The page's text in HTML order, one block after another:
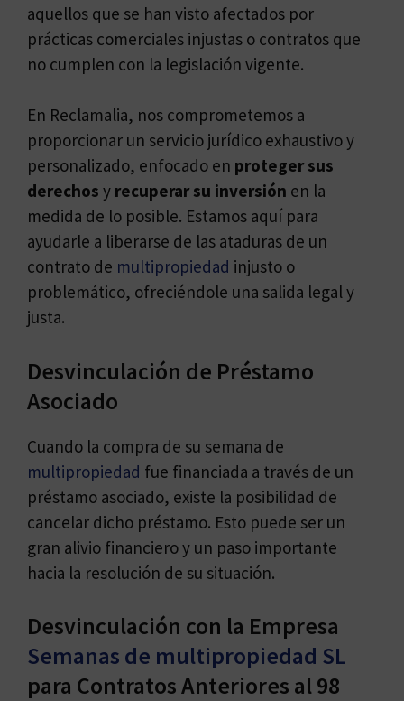
aquellos que se han visto afectados por
prácticas comerciales injustas o contratos que
no cumplen con la legislación vigente.
En Reclamalia, nos comprometemos a
proporcionar un servicio jurídico exhaustivo y
personalizado, enfocado en proteger sus
derechos y recuperar su inversión en la
medida de lo posible. Estamos aquí para
ayudarle a liberarse de las ataduras de un
contrato de multipropiedad injusto o
problemático, ofreciéndole una salida legal y
justa.
Desvinculación de Préstamo
Asociado
Cuando la compra de su semana de
multipropiedad fue financiada a través de un
préstamo asociado, existe la posibilidad de
cancelar dicho préstamo. Esto puede ser un
gran alivio financiero y un paso importante
hacia la resolución de su situación.
Desvinculación con la Empresa
Semanas de multipropiedad SL
para Contratos Anteriores al 98